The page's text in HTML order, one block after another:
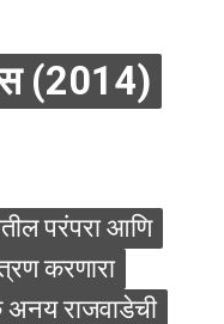
परंपरा आणि
करणारा
राजवाडेची
परंपरा आणि
करणारा
राजवाडेची
(2014)
(2014)